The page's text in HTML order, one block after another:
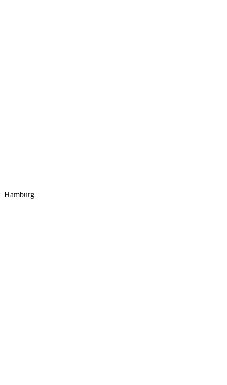
Hamburg